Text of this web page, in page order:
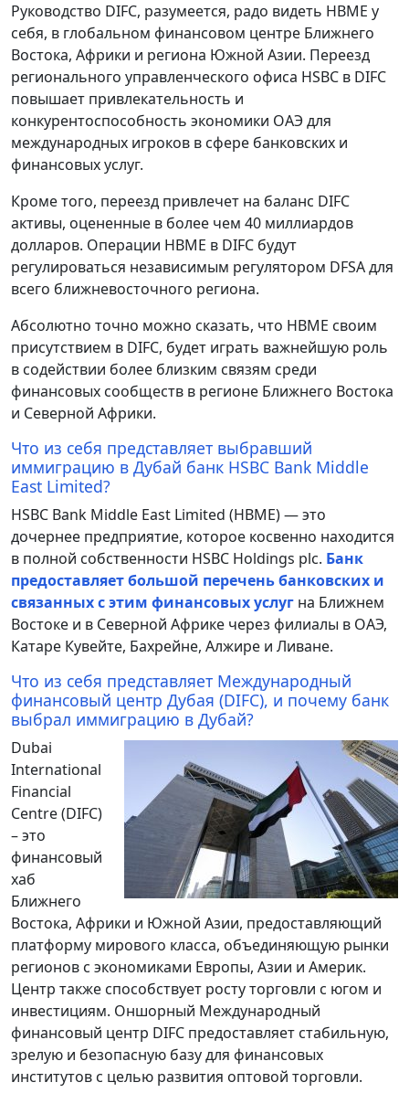
Руководство DIFC, разумеется, радо видеть HBME у
себя, в глобальном финансовом центре Ближнего
Востока, Африки и региона Южной Азии. Переезд
регионального управленческого офиса HSBC в DIFC
повышает привлекательность и
конкурентоспособность экономики ОАЭ для
международных игроков в сфере банковских и
финансовых услуг.
Кроме того, переезд привлечет на баланс DIFC
активы, оцененные в более чем 40 миллиардов
долларов. Операции HBME в DIFC будут
регулироваться независимым регулятором DFSA для
всего ближневосточного региона.
Абсолютно точно можно сказать, что HBME своим
присутствием в DIFC, будет играть важнейшую роль
в содействии более близким связям среди
финансовых сообществ в регионе Ближнего Востока
и Северной Африки.
Что из себя представляет выбравший
иммиграцию в Дубай банк HSBC Bank Middle
East Limited?
HSBC Bank Middle East Limited (HBME) — это
дочернее предприятие, которое косвенно находится
в полной собственности HSBC Holdings plc. Банк
предоставляет большой перечень банковских и
связанных с этим финансовых услуг на Ближнем
Востоке и в Северной Африке через филиалы в ОАЭ,
Катаре Кувейте, Бахрейне, Алжире и Ливане.
Что из себя представляет Международный
финансовый центр Дубая (DIFC), и почему банк
выбрал иммиграцию в Дубай?
Dubai
International
Financial
Centre (DIFC)
– это
финансовый
хаб
Ближнего
Востока, Африки и Южной Азии, предоставляющий
платформу мирового класса, объединяющую рынки
регионов с экономиками Европы, Азии и Америк.
Центр также способствует росту торговли с югом и
инвестициям. Оншорный Международный
финансовый центр DIFC предоставляет стабильную,
зрелую и безопасную базу для финансовых
институтов с целью развития оптовой торговли.